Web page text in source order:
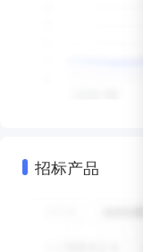
招标产品